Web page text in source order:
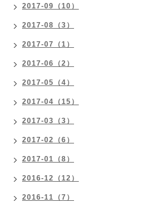
2017-09（10）
2017-08（3）
2017-07（1）
2017-06（2）
2017-05（4）
2017-04（15）
2017-03（3）
2017-02（6）
2017-01（8）
2016-12（12）
2016-11（7）